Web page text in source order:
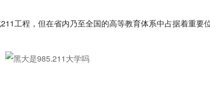
工程，但在省内乃至全国的高等教育体系中占据着重要